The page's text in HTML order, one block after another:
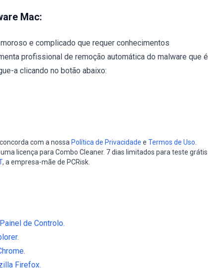
Mac:
e complicado que requer conhecimentos
profissional de remoção automática do malware que é
a clicando no botão abaixo:
com a nossa Política de Privacidade e Termos de Uso
licença para Combo Cleaner. 7 dias limitados para teste grátis
, a empresa-mãe de PCRisk.
de Controlo.
Firefox.